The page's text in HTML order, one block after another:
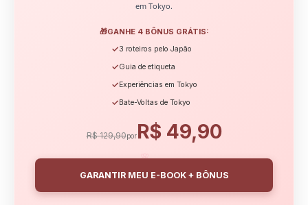
🌸
em Tokyo.
🎁GANHE 4 BÔNUS GRÁTIS:
✓3 roteiros pelo Japão
✓Guia de etiqueta
✓Experiências em Tokyo
✓Bate-Voltas de Tokyo
R$ 129,90porR$ 49,90
GARANTIR MEU E-BOOK + BÔNUS